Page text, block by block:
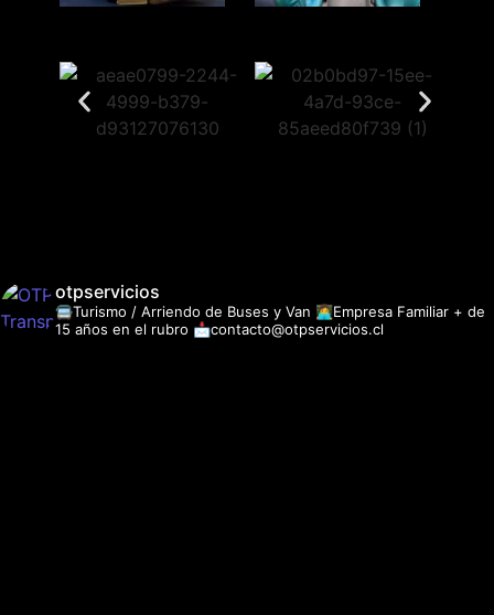
otpservicios
🚍Turismo / Arriendo de Buses y Van 👩‍💻Empresa Familiar + de
15 años en el rubro 📩contacto@otpservicios.cl